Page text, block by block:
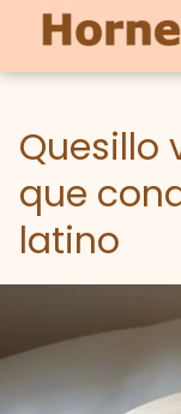
Quesillo
que
latino